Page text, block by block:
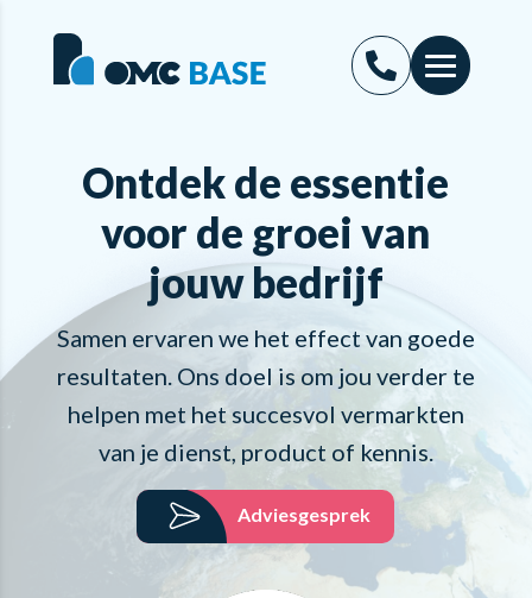
Ontdek de essentie
voor de groei van
jouw bedrijf
Samen ervaren we het effect van goede
resultaten. Ons doel is om jou verder te
helpen met het succesvol vermarkten
van je dienst, product of kennis.
Adviesgesprek